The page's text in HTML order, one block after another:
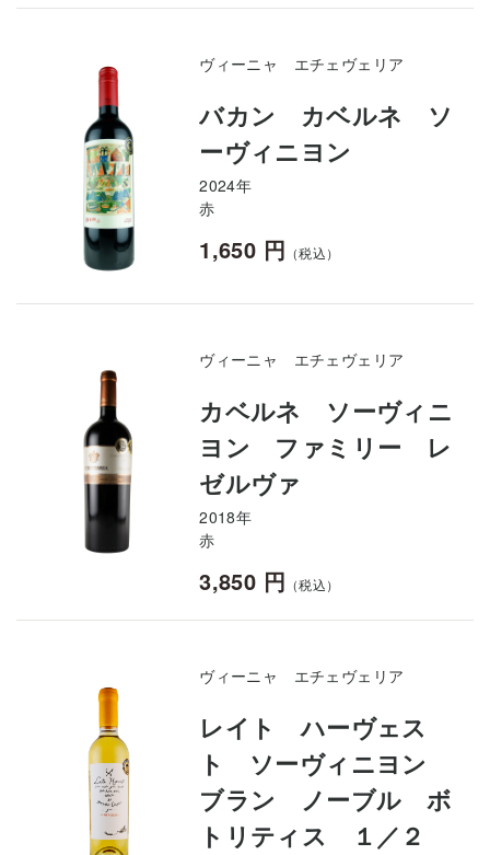
ヴィーニャ エチェヴェリア
バカン カベルネ ソ
ーヴィニヨン
2024年
赤
1,650 円 （税込）
ヴィーニャ エチェヴェリア
カベルネ ソーヴィニ
ヨン ファミリー レ
ゼルヴァ
2018年
赤
3,850 円 （税込）
ヴィーニャ エチェヴェリア
レイト ハーヴェス
ト ソーヴィニヨン
ブラン ノーブル ボ
トリティス １／２